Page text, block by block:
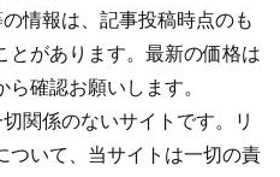
情報は、記事投稿時点のも
とがあります。最新の価格は
確認お願いします。
関係のないサイトです。リ
ついて、当サイトは一切の責